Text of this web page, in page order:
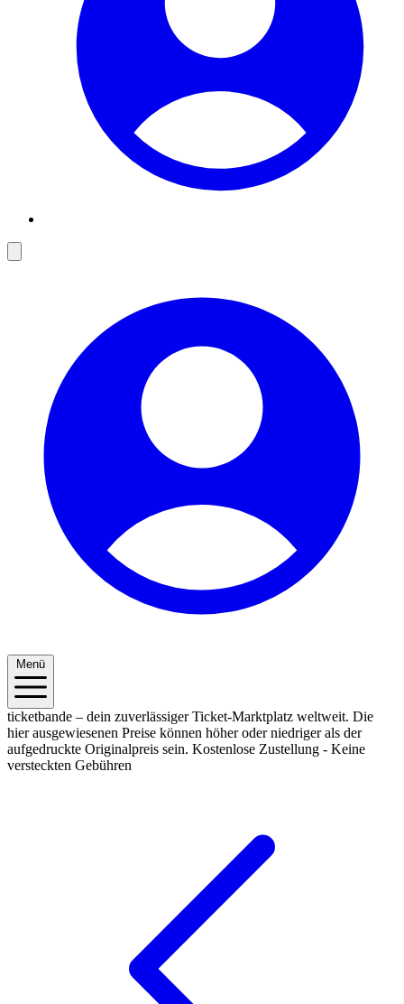
Menü
ticketbande – dein zuverlässiger Ticket-Marktplatz weltweit. Die
hier ausgewiesenen Preise können höher oder niedriger als der
aufgedruckte Originalpreis sein. Kostenlose Zustellung - Keine
versteckten Gebühren